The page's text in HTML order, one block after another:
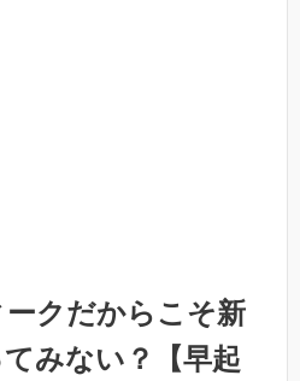
クだからこそ新
みない？【早起